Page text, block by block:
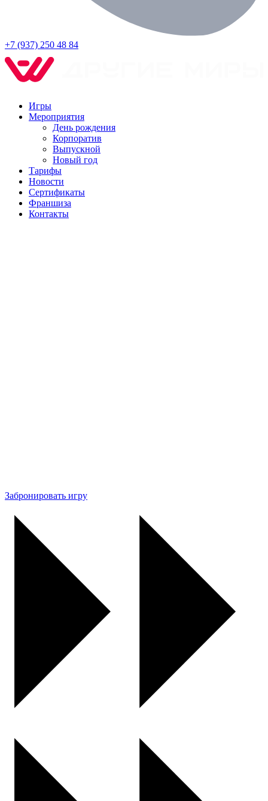
+7 (937) 250 48 84
Игры
Мероприятия
День рождения
Корпоратив
Выпускной
Новый год
Тарифы
Новости
Сертификаты
Франшиза
Контакты
Забронировать игру